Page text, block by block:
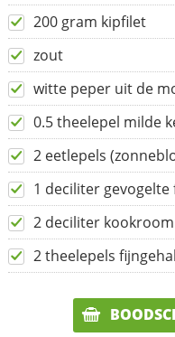
200 gram kipfilet
zout
witte peper uit de
0.5 theelepel milde
2 eetlepels
1 deciliter
2 deciliter kookroom
2 theelepels